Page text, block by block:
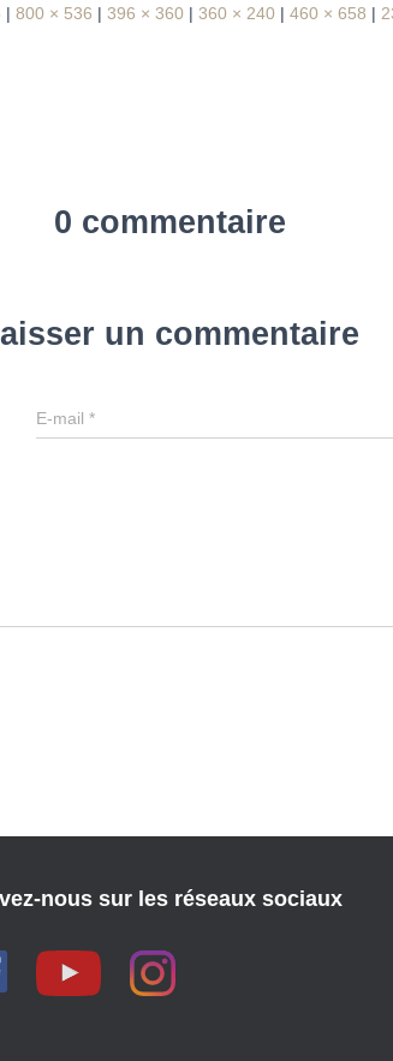
| 800 × 536 | 396 × 360 | 360 × 240 | 460 × 658 |
0 commentaire
un commentaire
E-mail*
nous sur les réseaux sociaux